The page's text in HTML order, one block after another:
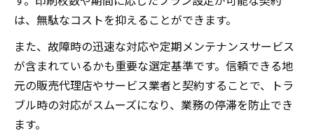
は、無駄なコストを抑えることができます。
また、故障時の迅速な対応や定期メンテナンスサービス
が含まれているかも重要な選定基準です。信頼できる地
元の販売代理店やサービス業者と契約することで、トラ
ブル時の対応がスムーズになり、業務の停滞を防止でき
ます。